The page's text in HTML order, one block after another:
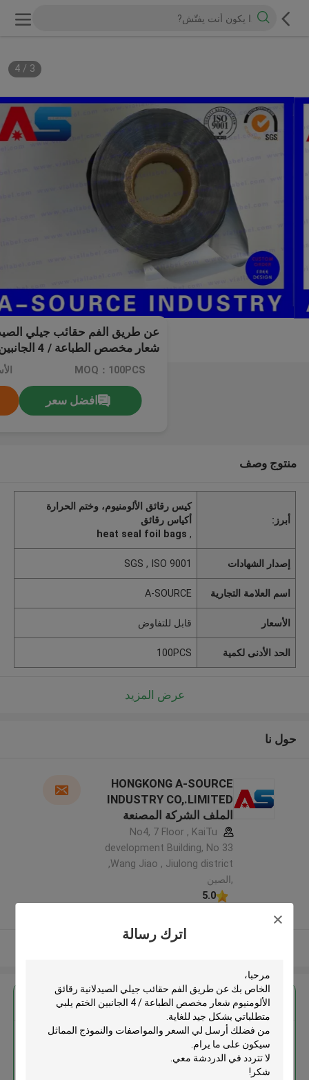
اترك رسالة
3
/
4
عن طريق الفم حقائب جيلي
شعار مخصص الطباعة / 4 الجانبين الختم
MOQ：100PCS
افضل سعر
منتوج وصف
أبرز:
كيس رقائق الألومنيوم، وختم الحرارة
أكياس رقائق
,
heat seal foil bags
إصدار الشهادات SGS , ISO 9001
اسم العلامة التجارية A-SOURCE
الأسعار قابل للتفاوض
الحد الأدنى لكمية 100PCS
عرض المزيد
حول نا
HONGKONG A-SOURCE
INDUSTRY CO,.LIMITED
الملف الشركة المصنعة
No4, 7 Floor , KaiTu
development Building, No 33
,Wang Jiao , Jiulong district
,الصين
5.0
احصل على افضل سعر ل
عن طريق الفم حقائب جيلي
الصيدلانية رقائق الألومنيوم شعار